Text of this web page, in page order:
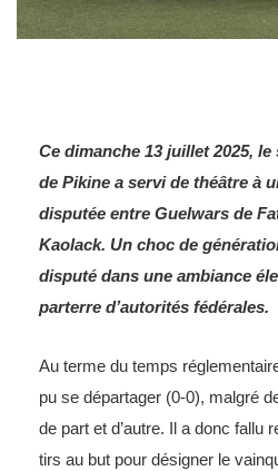
Ce dimanche 13 juillet 2025,
de Pikine a servi de théâtre à
disputée entre Guelwars de
Kaolack. Un choc de
disputé dans une ambiance
parterre d’autorités fédérales.
Au terme du temps
pu se départager (0-0), malgré
de part et d’autre. Il a donc fallu
tirs au but pour désigner le